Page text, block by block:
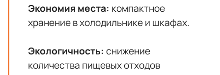
Экономия места: компактное
хранение в холодильнике и шкафах.
Экологичность: снижение
количества пищевых отходов